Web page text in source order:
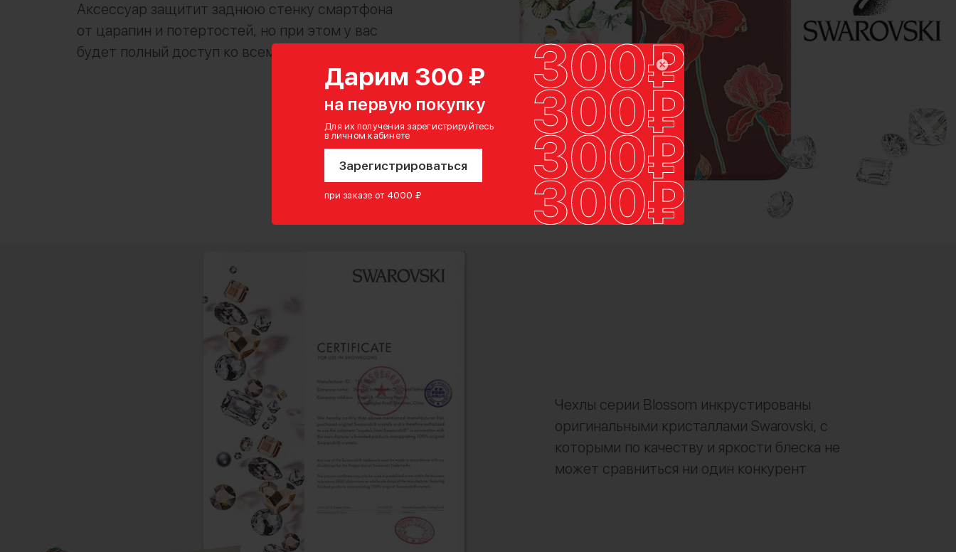
Дарим 300 ₽
на первую покупку
Для их получения зарегистрируйтесь
в личном кабинете
Зарегистрироваться
при заказе от 4000 ₽
Аксессуар защитит заднюю стенку смартфона
от царапин и потертостей, но при этом у вас
будет полный доступ ко всем портам и кнопкам
Чехлы серии Blossom инкрустированы
оригинальными кристаллами Swarovski, с
которыми по качеству и яркости блеска не
может сравниться ни один конкурент